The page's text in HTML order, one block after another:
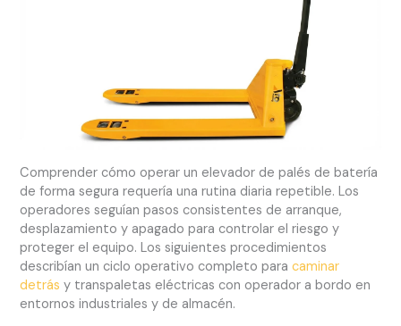
Comprender cómo operar un elevador de palés de batería
de forma segura requería una rutina diaria repetible. Los
operadores seguían pasos consistentes de arranque,
desplazamiento y apagado para controlar el riesgo y
proteger el equipo. Los siguientes procedimientos
describían un ciclo operativo completo paracaminar
detrás y transpaletas eléctricas con operador a bordo en
entornos industriales y de almacén.